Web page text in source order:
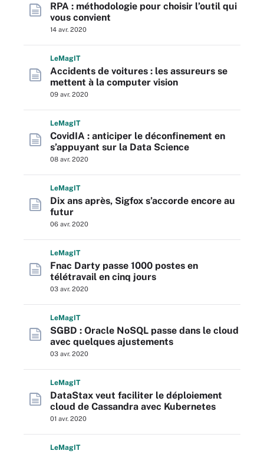
RPA : méthodologie pour choisir l’outil qui
vous convient
14 avr. 2020
LeMagIT
Accidents de voitures : les assureurs se
mettent à la computer vision
09 avr. 2020
LeMagIT
CovidIA : anticiper le déconfinement en
s’appuyant sur la Data Science
08 avr. 2020
LeMagIT
Dix ans après, Sigfox s’accorde encore au
futur
06 avr. 2020
LeMagIT
Fnac Darty passe 1000 postes en
télétravail en cinq jours
03 avr. 2020
LeMagIT
SGBD : Oracle NoSQL passe dans le cloud
avec quelques ajustements
03 avr. 2020
LeMagIT
DataStax veut faciliter le déploiement
cloud de Cassandra avec Kubernetes
01 avr. 2020
LeMagIT